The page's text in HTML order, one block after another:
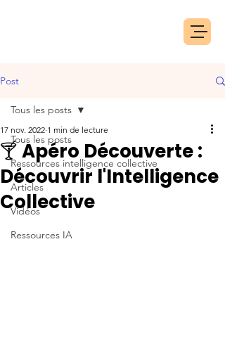
Post
Tous les posts
Ressources intelligence collective
Articles
Vidéos
Ressources IA
Tous les posts
🍸 Apéro Découverte :
Découvrir l'Intelligence
Collective
17 nov. 2022 1 min de lecture